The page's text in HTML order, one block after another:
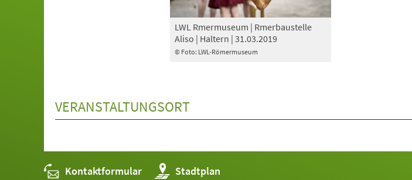
© Foto: LWL-Römermuseum
LWL Rmermuseum | Rmerbaustelle
Aliso | Haltern | 31.03.2019
VERANSTALTUNGSORT
Kontaktformular Stadtplan
(Öffnet